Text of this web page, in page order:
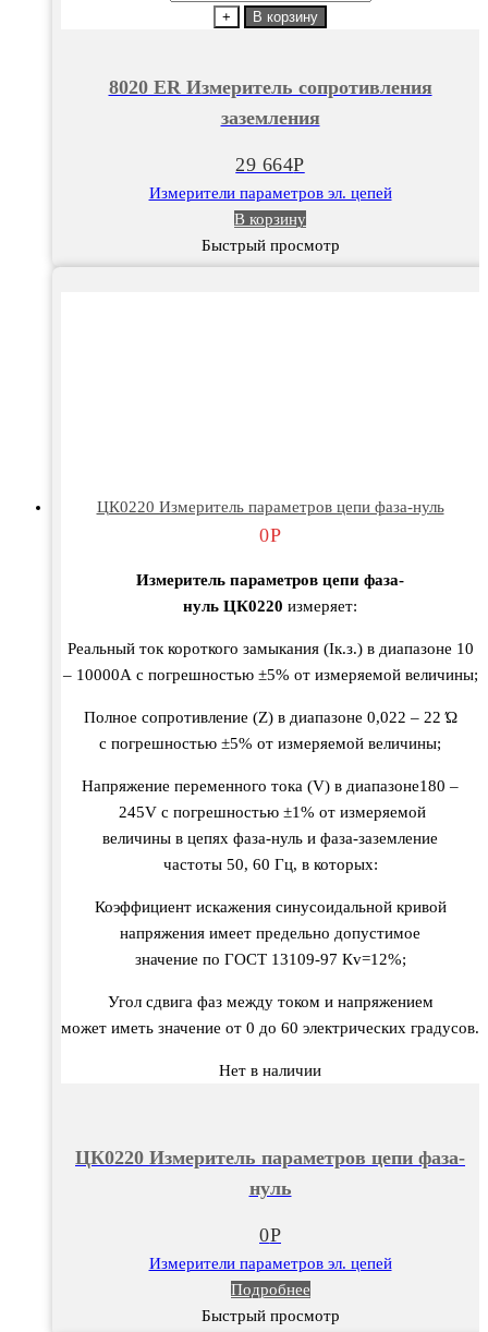
Измеритель
сопротивления
+ В корзину
8020 ER Измеритель сопротивления
заземления
29 664Р
Измерители параметров эл. цепей
В корзину
Быстрый просмотр
ЦК0220 Измеритель параметров цепи фаза-нуль
0Р
Измеритель параметров цепи фаза-
нуль ЦК0220 измеряет:
Реальныйток короткого замыкания(Ік.з.) в диапазоне 10
– 10000А с погрешностью±5% от измеряемойвеличины;
Полное сопротивление (Z) в диапазоне 0,022 – 22 Ώ
с погрешностью ±5% от измеряемой величины;
Напряжение переменного тока (V) в диапазоне180 –
245V с погрешностью ±1% от измеряемой
величины в цепях фаза-нуль и фаза-заземление
частоты50, 60 Гц, в которых:
Коэффициент искажения синусоидальнойкривой
напряжения имеет предельно допустимое
значение по ГОСТ13109-97 Кv=12%;
Угол сдвига фаз между током и напряжением
может иметь значение от 0 до 60 электрических градусов.
Нет в наличии
ЦК0220 Измеритель параметров цепи фаза-
нуль
0Р
Измерители параметров эл. цепей
Подробнее
Быстрый просмотр